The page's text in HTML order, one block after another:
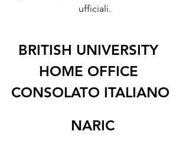
ufficiali.
BRITISH UNIVERSITY
HOME OFFICE
CONSOLATO ITALIANO
NARIC